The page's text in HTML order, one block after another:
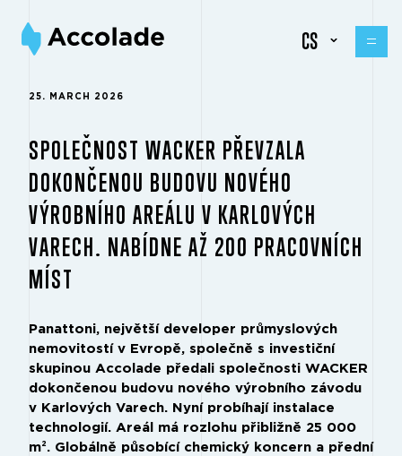
CS
25. MARCH 2026
SPOLEČNOST WACKER PŘEVZALA
DOKONČENOU BUDOVU NOVÉHO
VÝROBNÍHO AREÁLU V KARLOVÝCH
VARECH. NABÍDNE AŽ 200 PRACOVNÍCH
MÍST
Panattoni, největší developer průmyslových
nemovitostí v Evropě, společně s investiční
skupinou Accolade předali společnosti WACKER
dokončenou budovu nového výrobního závodu
v Karlových Varech. Nyní probíhají instalace
technologií. Areál má rozlohu přibližně 25 000
m². Globálně působící chemický koncern a přední